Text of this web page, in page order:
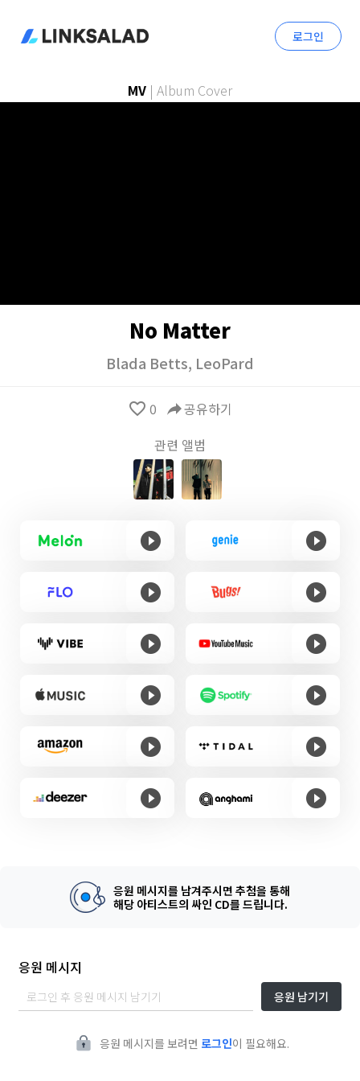
로그인
MV | Album Cover
No Matter
Blada Betts, LeoPard
favorite_border 0 reply공유하기
관련 앨범
응원 메시지를 남겨주시면 추첨을 통해
해당 아티스트의 싸인 CD를 드립니다.
응원 메시지
응원 남기기
응원 메시지를 보려면 로그인이 필요해요.